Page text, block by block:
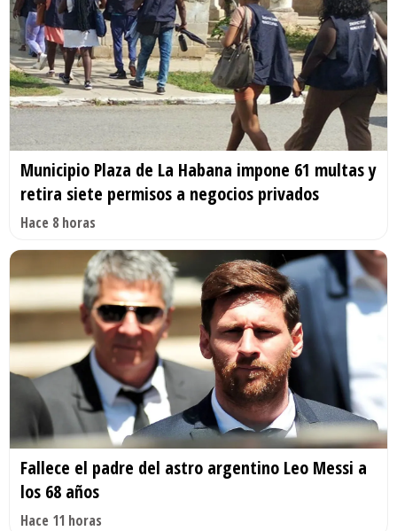
Municipio Plaza de La Habana impone 61 multas y
retira siete permisos a negocios privados
Hace 8 horas
Fallece el padre del astro argentino Leo Messi a
los 68 años
Hace 11 horas